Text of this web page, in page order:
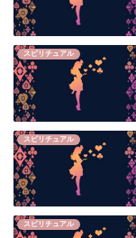
スピリチュアル
スピリチュアル
スピリチュアル